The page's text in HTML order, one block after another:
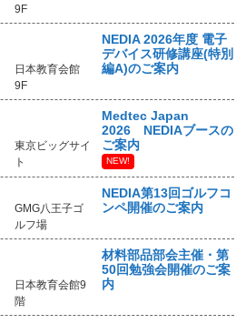
9F
日本教育会館
9F
NEDIA 2026年度 電子
デバイス研修講座(特別
編A)のご案内
東京ビッグサイ
ト
Medtec Japan
2026 NEDIAブースの
ご案内
NEW!
GMG八王子ゴ
ルフ場
NEDIA第13回ゴルフコ
ンペ開催のご案内
日本教育会館9
階
材料部品部会主催・第
50回勉強会開催のご案
内